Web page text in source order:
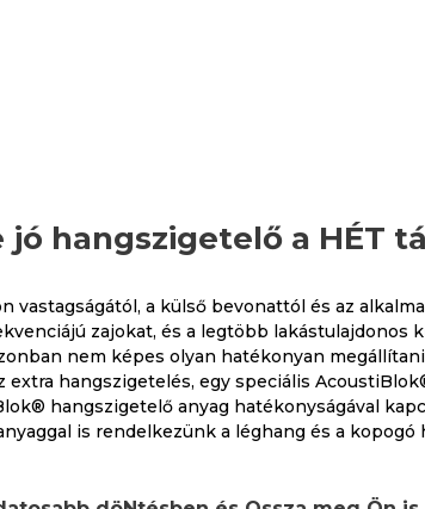
jó hangszigetelő a HÉT
vastagságától, a külső bevonattól és az
zajokat, és a legtöbb lakástulajdonos
nem képes olyan hatékonyan
hangszigetelés, egy speciális
hangszigetelő anyag hatékonyságával
is rendelkezünk a léghang és a kopogó